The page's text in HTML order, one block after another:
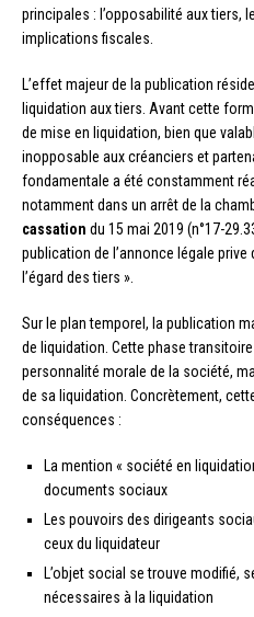
principales : l’opposabilité aux tiers,
implications fiscales.
L’effet majeur de la publication
liquidation aux tiers. Avant cette
de mise en liquidation, bien que
inopposable aux créanciers et
fondamentale a été constamment
notamment dans un arrêt de la
cassation du 15 mai 2019 (n°17-
publication de l’annonce légale
l’égard des tiers ».
Sur le plan temporel, la publication
de liquidation. Cette phase
personnalité morale de la société,
de sa liquidation. Concrètement,
conséquences :
La mention « société en
documents sociaux
Les pouvoirs des dirigeants
ceux du liquidateur
L’objet social se trouve modifié,
nécessaires à la liquidation